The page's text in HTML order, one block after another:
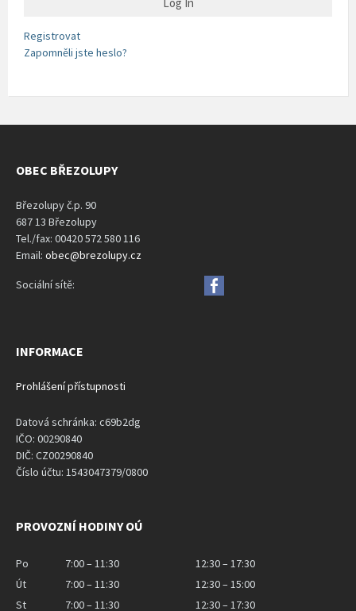
Registrovat
Zapomněli jste heslo?
OBEC BŘEZOLUPY
Březolupy č.p. 90
687 13 Březolupy
Tel./fax: 00420 572 580 116
Email: obec@brezolupy.cz
Sociální sítě:
INFORMACE
Prohlášení přístupnosti
Datová schránka: c69b2dg
IČO: 00290840
DIČ: CZ00290840
Číslo účtu: 1543047379/0800
PROVOZNÍ HODINY OÚ
Po 7:00 – 11:30
12:30 – 17:30
Út
7:00 – 11:30
12:30 – 15:00
St
7:00 – 11:30 12:30 – 17:30